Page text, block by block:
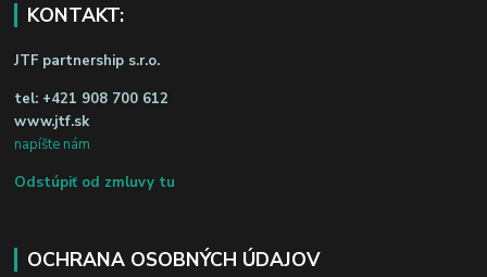
KONTAKT:
JTF partnership s.r.o.
tel: +421 908 700 612
www.jtf.sk
napíšte nám
Odstúpiť od zmluvy tu
OCHRANA OSOBNÝCH ÚDAJOV